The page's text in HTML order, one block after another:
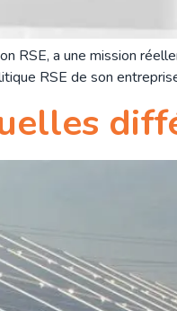
RSE, a une mission
RSE de son